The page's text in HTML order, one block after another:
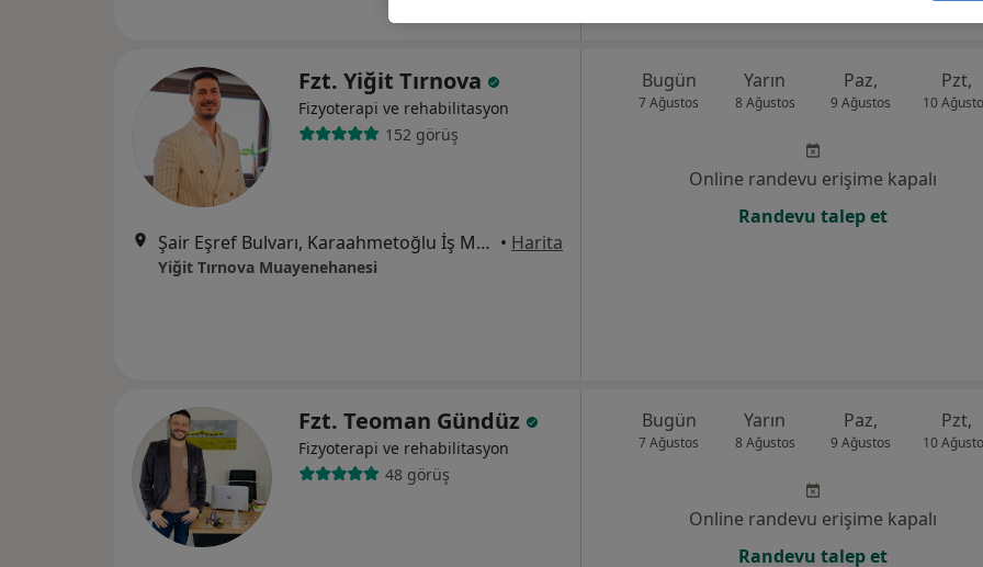
Fzt. Yiğit Tırnova
Fizyoterapi ve rehabilitasyon
152 görüş
Şair Eşref Bulvarı, Karaahmetoğlu İş Merkezi No:22 ofis no:614, İzmir • Harita
Yiğit Tırnova Muayenehanesi
Bugün
7 Ağustos
Yarın
8 Ağustos
Paz,
9 Ağustos
Pzt,
10
Online randevu erişime kapalı
Randevu talep et
Fzt. Teoman Gündüz
Fizyoterapi ve rehabilitasyon
48 görüş
Bugün
7 Ağustos
Yarın
8 Ağustos
Paz,
9 Ağustos
Pzt,
10
Online randevu erişime kapalı
Randevu talep et